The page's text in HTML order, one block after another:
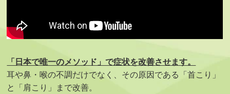
「日本で唯一のメソッド」で症状を改善させます。
耳や鼻・喉の不調だけでなく、その原因である「首こり」
と「肩こり」まで改善。